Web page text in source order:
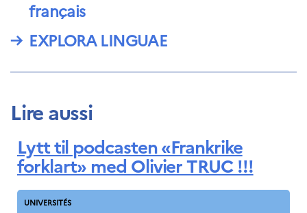
Science Night
innovation
français
→ EXPLORA LINGUAE
Lire aussi
Lytt til podcasten «Frankrike
forklart» med Olivier TRUC !!!
UNIVERSITÉS